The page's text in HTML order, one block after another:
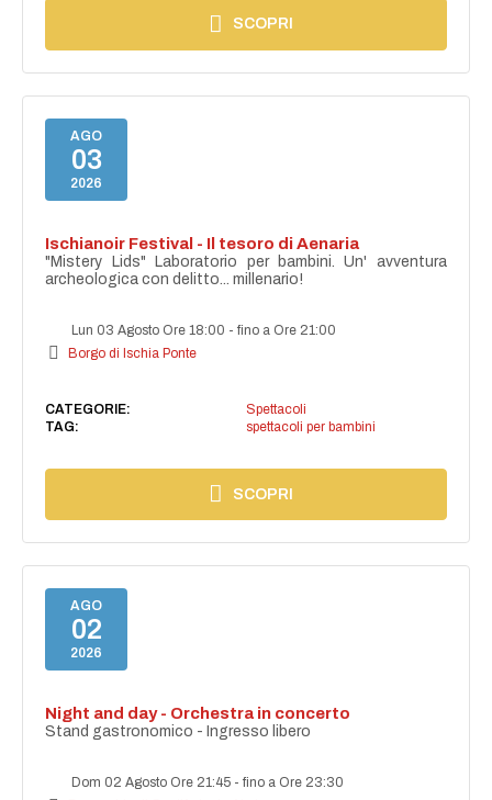
SCOPRI
AGO
03
2026
Ischianoir Festival - Il tesoro di Aenaria
"Mistery Lids" Laboratorio per bambini. Un' avventura
archeologica con delitto... millenario!
Lun 03 Agosto Ore 18:00 -fino a Ore 21:00
Borgo di Ischia Ponte
CATEGORIE:
Spettacoli
TAG:
spettacoli per bambini
SCOPRI
AGO
02
2026
Night and day - Orchestra in concerto
Stand gastronomico - Ingresso libero
Dom 02 Agosto Ore 21:45 -fino a Ore 23:30